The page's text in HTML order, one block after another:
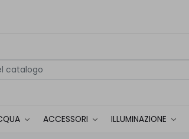
ACCESSORI ILLUMINAZIONE